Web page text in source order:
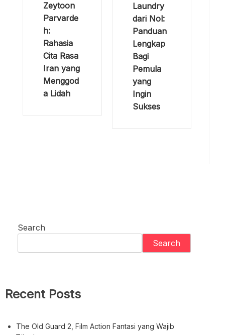
Zeytoon
Parvarde
h:
Rahasia
Cita Rasa
Iran yang
Menggod
a Lidah
Laundry
dari Nol:
Panduan
Lengkap
Bagi
Pemula
yang
Ingin
Sukses
Search
Search
Recent Posts
The Old Guard 2, Film Action Fantasi yang Wajib